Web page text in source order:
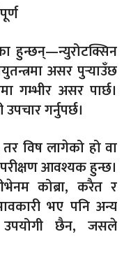
हुन्छन्—न्युरोटक्सिन
असर पुर्‍याउँछ
गम्भीर असर पार्छ।
गर्नुपर्छ।
विष लागेको हो वा
आवश्यक हुन्छ।
कोब्रा, करैत र
भए पनि अन्य
उपयोगी छैन, जसले